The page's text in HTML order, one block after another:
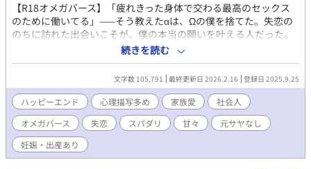
【R18オメガバース】「疲れきった身体で交わる最高のセックス
のために働いてる」——そう教えたαは、Ωの僕を捨てた。失恋の
のちに訪れた出会いこそが、僕の本当の願いを叶える人だった。
✦オリジナル要素を含むオメガバース✦ハッピーエンド保証✦唐突
にR18描写が入ります。序盤は控えめ、後半は甘々溺愛Rシーンで
す。ラストは、クズ男の独白。 ▶︎完結後について 本作は、アルフ
ァポリスのほかにムーンライトノベルズにも投稿しております。
アルファポリス版では“余韻”を大切にして掲載を控えたお話を、
ムーンライト版では少し踏み込んで描いております。 お時間があ
りましたら、そちらものぞいていただけると嬉しいです。 閑話
木曜日 https://novel18.syosetu.com/n2704kx/24 報告
https://novel18.syosetu.com/n2704kx/25/ お宅訪問
続きを読む
文字数 105,791 最終更新日 2026.2.16 登録日 2025.9.25
ハッピーエンド 心理描写多め 家族愛
社会人
オメガバース
失恋 スパダリ 甘々
元サヤなし
妊娠・出産あり